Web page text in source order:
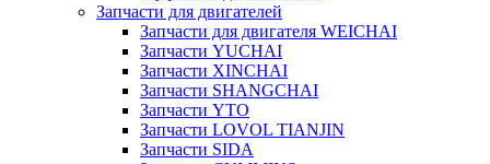
Запчасти для двигателей
Запчасти для двигателя WEICHAI
Запчасти YUCHAI
Запчасти XINCHAI
Запчасти SHANGCHAI
Запчасти YTO
Запчасти LOVOL TIANJIN
Запчасти SIDA